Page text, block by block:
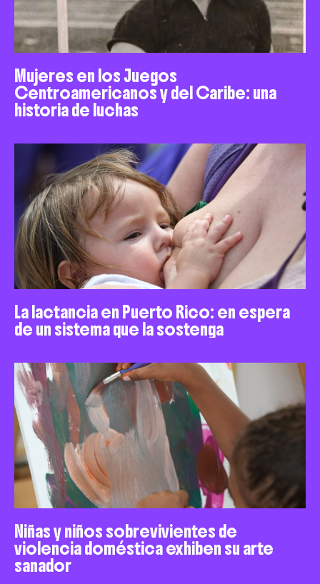
Mujeres en los Juegos
Centroamericanos y del Caribe: una
historia de luchas
La lactancia en Puerto Rico: en espera
de un sistema que la sostenga
Niñas y niños sobrevivientes de
violencia doméstica exhiben su arte
sanador